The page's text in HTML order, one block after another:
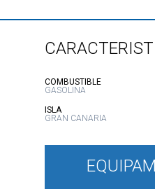
COMBUSTIBLE:
GASOLINA
ISLA:
GRAN CANARIA